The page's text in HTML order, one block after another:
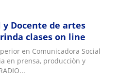
y Docente de artes
clases on line
en Comunicadora Social
en prensa, producciòn y